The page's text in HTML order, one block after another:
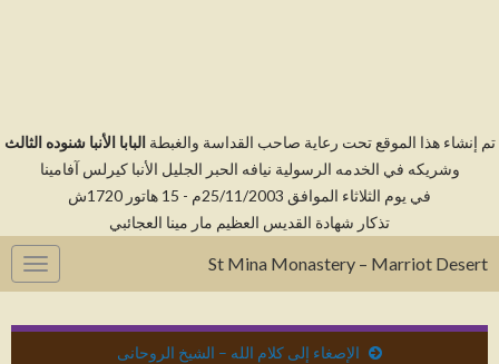
إنشاء هذا الموقع تحت رعاية صاحب القداسة والغبطةالبابا الأنبا شنوده الثالث
وشريكه في الخدمه الرسولية نيافه الحبر الجليل الأنبا كيرلس آفامينا
في يوم الثلاثاء الموافق 25/11/2003م - 15 هاتور 1720ش
تذكار شهادة القديس العظيم مار مينا العجائبي
St Mina Monastery – Marriot Desert
الإصغاء إلى كلام الله – الشيخ الروحانى